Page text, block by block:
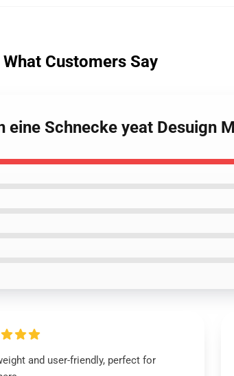
What Customers Say
Schnecke yeat Desuign
and user-friendly, perfect for